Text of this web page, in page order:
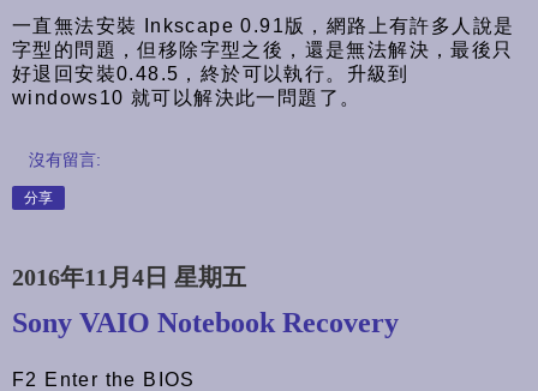
一直無法安裝 Inkscape 0.91版，網路上有許多人說是
字型的問題，但移除字型之後，還是無法解決，最後只
好退回安裝0.48.5，終於可以執行。升級到
windows10 就可以解決此一問題了。
沒有留言:
分享
2016年11月4日 星期五
Sony VAIO Notebook Recovery
F2 Enter the BIOS